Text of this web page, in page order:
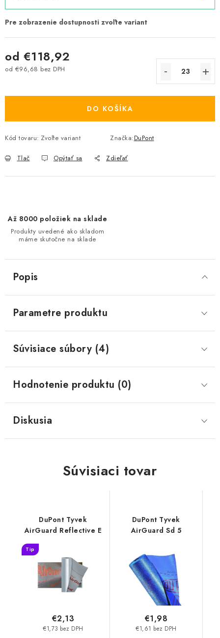
od €118,92
od €96,68 bez DPH
DO KOŠÍKA
Kód tovaru: Zvoľte variant Značka:DuPont
Tlač Opýtať sa Zdieľať
Až 8000 položiek na sklade
Produkty uvedené ako skladom
máme skutočne na sklade
Popis
Parametre produktu
Súvisiace súbory (4)
Hodnotenie produktu (0)
Diskusia
Súvisiaci tovar
DuPont Tyvek
AirGuard Reflective E
Tip
€1,73 bez DPH
€2,13
DuPont Tyvek
AirGuard Sd 5
€1,61 bez DPH
€1,98